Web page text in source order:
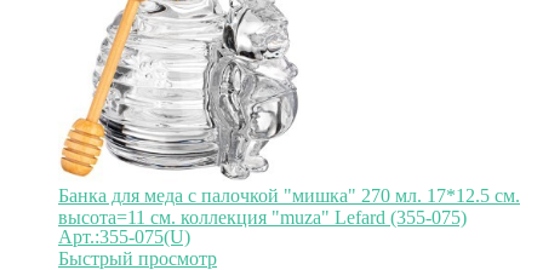
Банка для меда с палочкой "мишка" 270 мл. 17*12.5 см.
высота=11 см. коллекция "muza" Lefard (355-075)
Арт.:355-075(U)
Быстрый просмотр